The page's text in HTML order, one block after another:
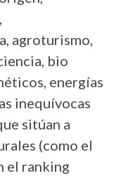
agroturismo,
bio
energías
inequívocas
sitúan a
(como el
el ranking